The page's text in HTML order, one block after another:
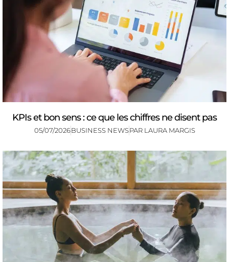
KPIs et bon sens : ce que les chiffres ne disent pas
05/07/2026BUSINESS NEWSPAR LAURA MARGIS